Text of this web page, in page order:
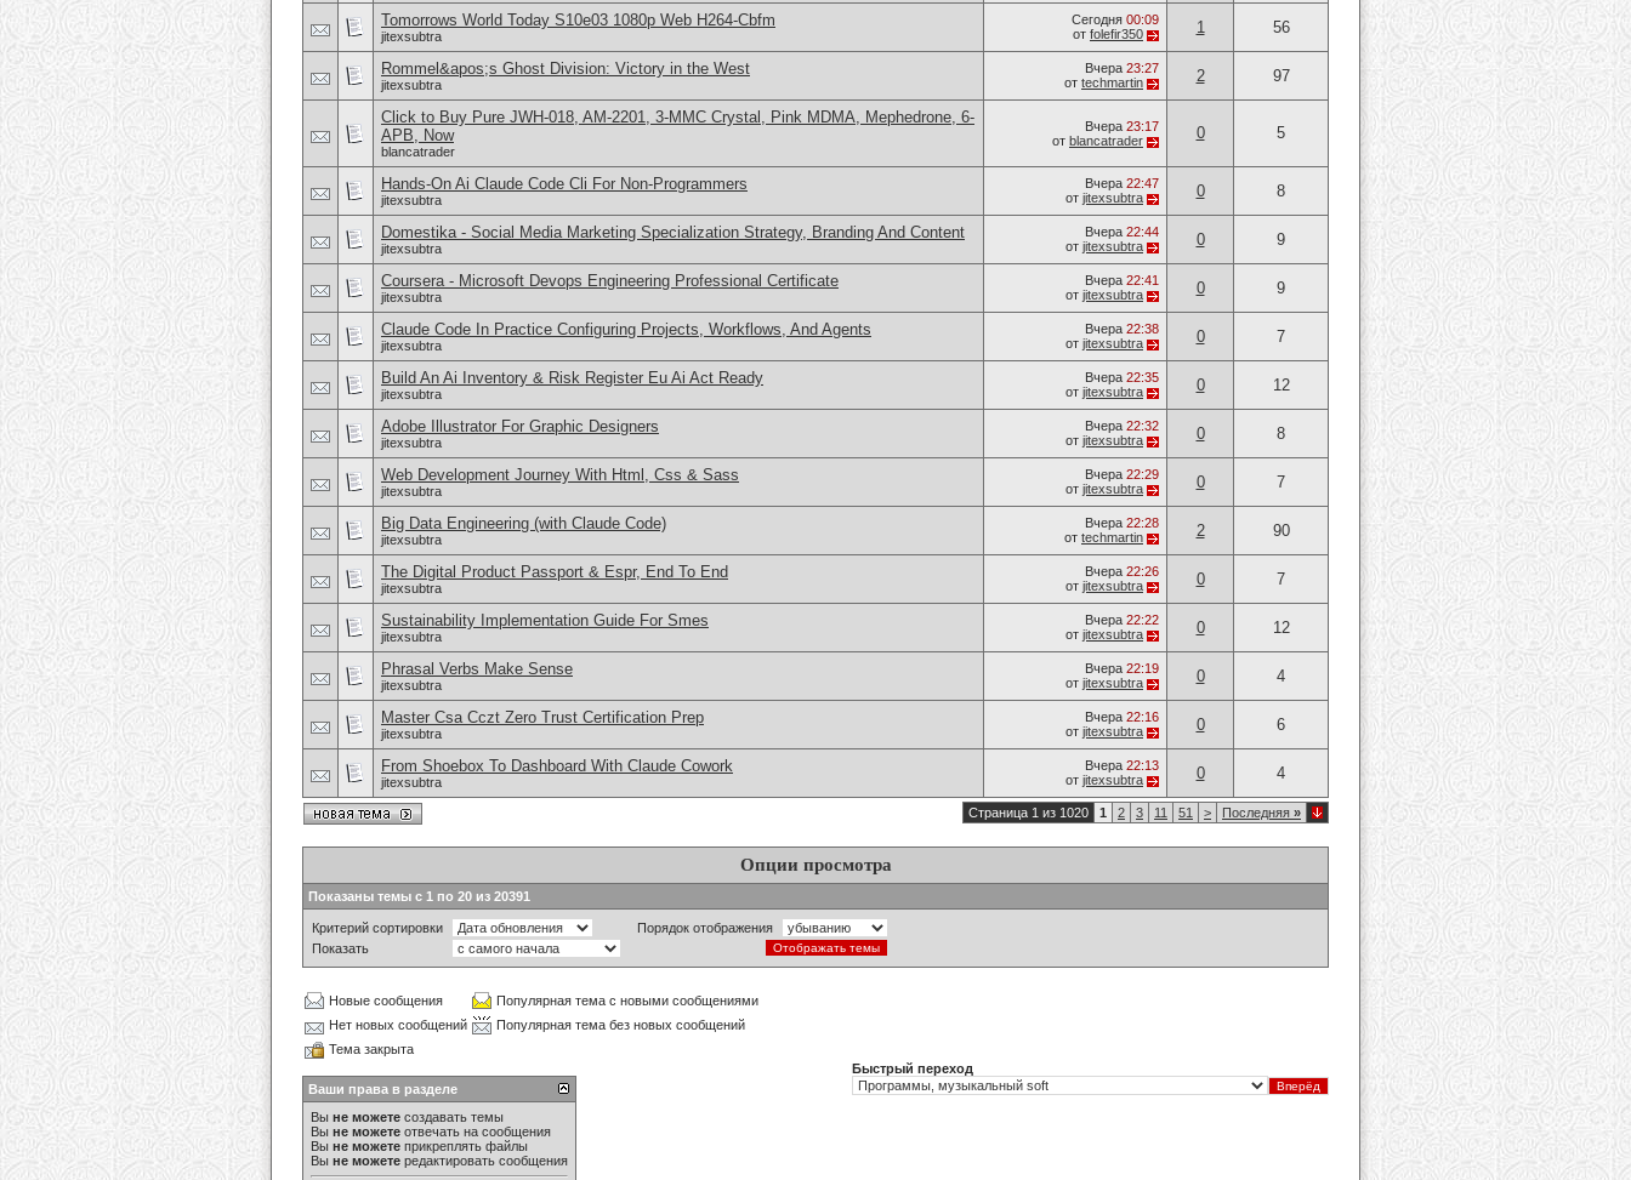
Tomorrows World Today S10e03 1080p Web H264-Cbfm
jitexsubtra
Сегодня 00:09
от folefir350 1 56
Rommel&apos;s Ghost Division: Victory in the West
jitexsubtra
Вчера 23:27
от techmartin 2 97
Click to Buy Pure JWH-018, AM-2201, 3-MMC Crystal, Pink MDMA, Mephedrone, 6-
APB, Now
blancatrader
Вчера 23:17
от blancatrader 0 5
Hands-On Ai Claude Code Cli For Non-Programmers
jitexsubtra
Вчера 22:47
от jitexsubtra 0 8
Domestika - Social Media Marketing Specialization Strategy, Branding And Content
jitexsubtra
Вчера 22:44
от jitexsubtra 0 9
Coursera - Microsoft Devops Engineering Professional Certificate
jitexsubtra
Вчера 22:41
от jitexsubtra 0 9
Claude Code In Practice Configuring Projects, Workflows, And Agents
jitexsubtra
Вчера 22:38
от jitexsubtra 0 7
Build An Ai Inventory & Risk Register Eu Ai Act Ready
jitexsubtra
Вчера 22:35
от jitexsubtra 0 12
Adobe Illustrator For Graphic Designers
jitexsubtra
Вчера 22:32
от jitexsubtra 0 8
Web Development Journey With Html, Css & Sass
jitexsubtra
Вчера 22:29
от jitexsubtra 0 7
Big Data Engineering (with Claude Code)
jitexsubtra
Вчера 22:28
от techmartin 2 90
The Digital Product Passport & Espr, End To End
jitexsubtra
Вчера 22:26
от jitexsubtra 0 7
Sustainability Implementation Guide For Smes
jitexsubtra
Вчера 22:22
от jitexsubtra 0 12
Phrasal Verbs Make Sense
jitexsubtra
Вчера 22:19
от jitexsubtra 0 4
Master Csa Cczt Zero Trust Certification Prep
jitexsubtra
Вчера 22:16
от jitexsubtra 0 6
From Shoebox To Dashboard With Claude Cowork
jitexsubtra
Вчера 22:13
от jitexsubtra 0 4
Страница 1 из 1020 1 2 3 11 51 > Последняя »
Опции просмотра
Показаны темы с 1 по 20 из 20391
Критерий сортировки
Порядок отображения
Показать
Новые сообщения
Популярная тема с новыми сообщениями
Нет новых сообщений
Популярная тема без новых сообщений
Тема закрыта
Ваши права в разделе
Вы не можете создавать темы
Вы не можете отвечать на сообщения
Вы не можете прикреплять файлы
Вы не можете редактировать сообщения
Быстрый переход